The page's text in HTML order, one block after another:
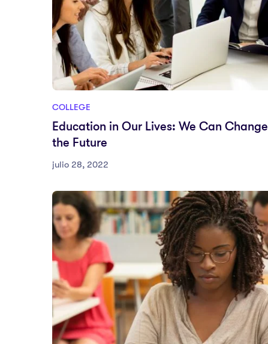
COLLEGE
Education in Our Lives: We Can Change
the Future
julio 28, 2022